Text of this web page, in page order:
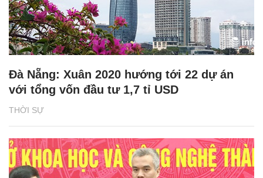
THỜI SỰ
Đà Nẵng: Xuân 2020 hướng tới 22 dự án
với tổng vốn đầu tư 1,7 tỉ USD